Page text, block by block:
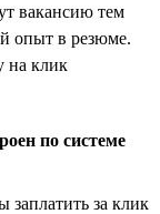
вакансию тем
опыт в резюме.
на клик
по системе
заплатить за клик